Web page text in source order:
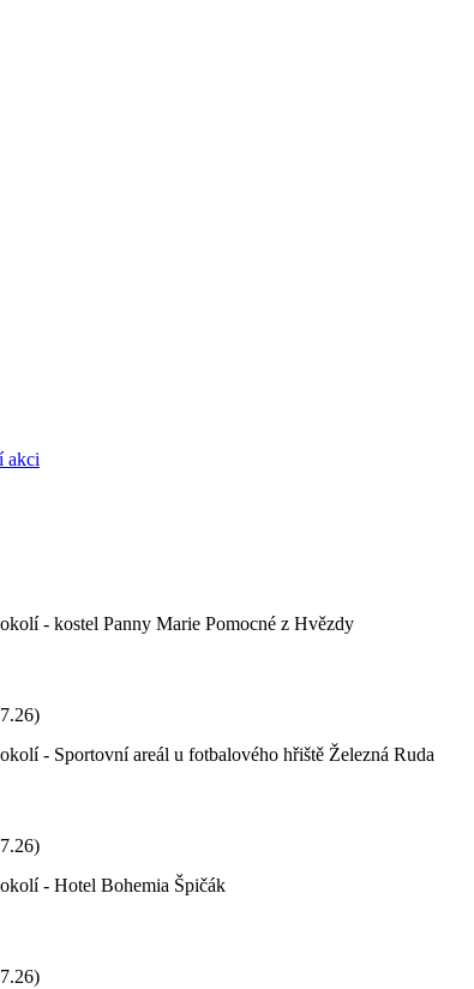
akci
- kostel Panny Marie Pomocné z Hvězdy
- Sportovní areál u fotbalového hřiště Železná Ruda
- Hotel Bohemia Špičák